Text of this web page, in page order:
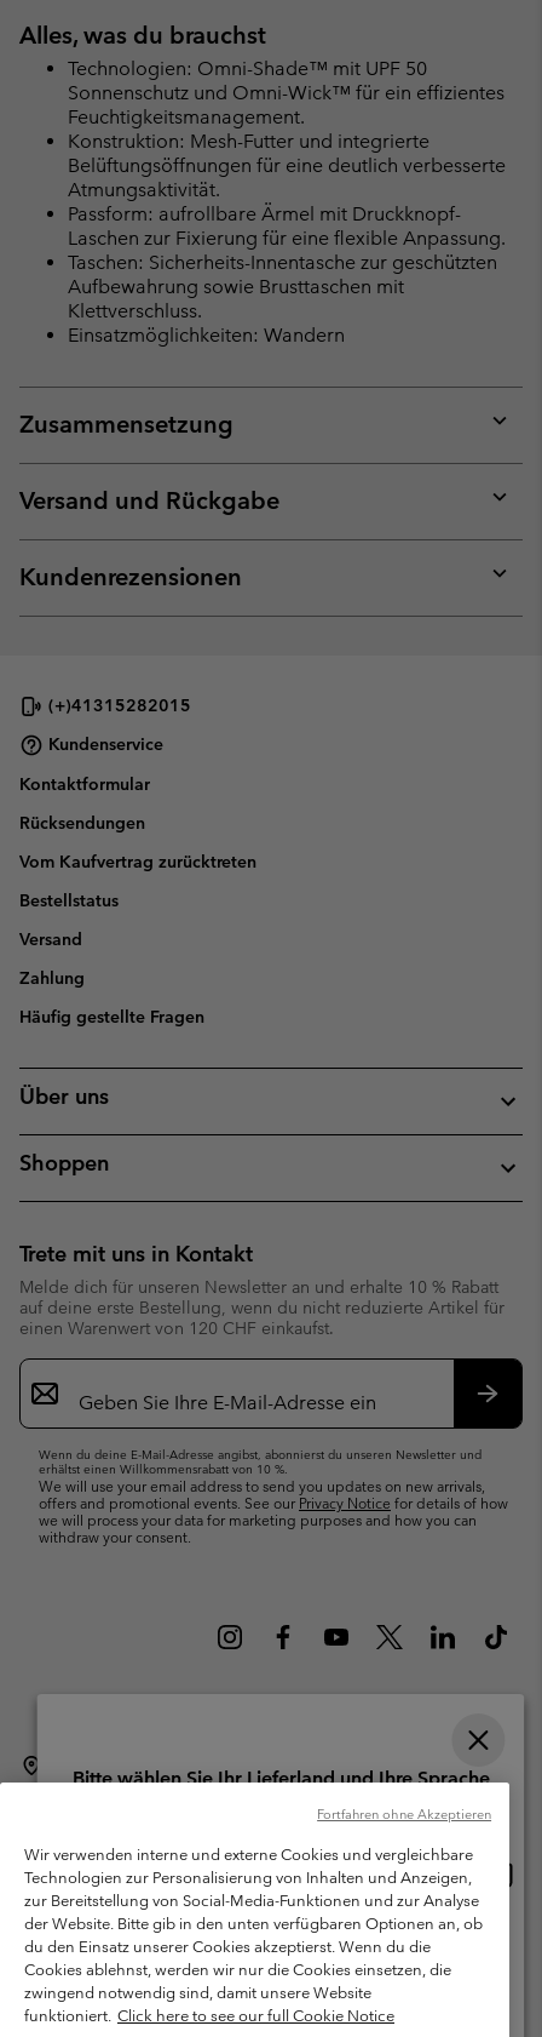
Alles, was du brauchst
Technologien: Omni-Shade™ mit UPF 50
Sonnenschutz und Omni-Wick™ für ein effizientes
Feuchtigkeitsmanagement.
Konstruktion: Mesh-Futter und integrierte
Belüftungsöffnungen für eine deutlich verbesserte
Atmungsaktivität.
Passform: aufrollbare Ärmel mit Druckknopf-
Laschen zur Fixierung für eine flexible Anpassung.
Taschen: Sicherheits-Innentasche zur geschützten
Aufbewahrung sowie Brusttaschen mit
Klettverschluss.
Einsatzmöglichkeiten: Wandern
Zusammensetzung
or
Versand und Rückgabe
or
Kundenrezensionen
or
(+)41315282015
Kundenservice
Kontaktformular
Rücksendungen
Vom Kaufvertrag zurücktreten
Bestellstatus
Versand
Zahlung
Häufig gestellte Fragen
Über uns
Shoppen
Trete mit uns in Kontakt
Melde dich für unseren Newsletter an und erhalte 10 % Rabatt
auf deine erste Bestellung, wenn du nicht reduzierte Artikel für
einen Warenwert von 120 CHF einkaufst.
Newsletter-
Anmeldung
Wenn du deine E-Mail-Adresse angibst, abonnierst du unseren Newsletter und
erhältst einen Willkommensrabatt von 10 %.
We will use your email address to send you updates on new arrivals,
offers and promotional events. See our Privacy Notice for details of how
we will process your data for marketing purposes and how you can
withdraw your consent.
Columbia Sportswear Company. Avenue des Morgines, 12 1213
Petit-Lancy Switzerland. Alle Rechte vorbehalten.
Nutzungsbedingungen
Allgemeine Verkaufsbedingungen
Garantie
Datenschutzerklärung
Bestimmungen und Bedingungen des Mitglieder Programms
Nutzungsbedingungen Für Nutzergenerierte Inhalte
Impressum
Cookies
Wir verwenden interne und externe Cookies und vergleichbare
Technologien zur Personalisierung von Inhalten und Anzeigen,
zur Bereitstellung von Social-Media-Funktionen und zur Analyse
der Website. Bitte gib in den unten verfügbaren Optionen an, ob
du den Einsatz unserer Cookies akzeptierst. Wenn du die
Cookies ablehnst, werden wir nur die Cookies einsetzen, die
zwingend notwendig sind, damit unsere Website
funktioniert. Click here to see our full Cookie Notice
Fortfahren ohne Akzeptieren
Bitte wählen Sie Ihr Lieferland und Ihre Sprache
Online-Einkauf verfügbar
United States
Switzerland-English
Switzerland-Deutsch